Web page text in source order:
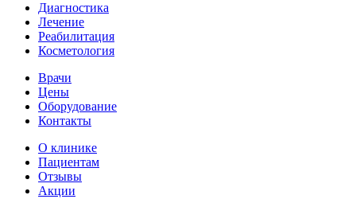
Диагностика
Лечение
Реабилитация
Косметология
Врачи
Цены
Оборудование
Контакты
О клинике
Пациентам
Отзывы
Акции